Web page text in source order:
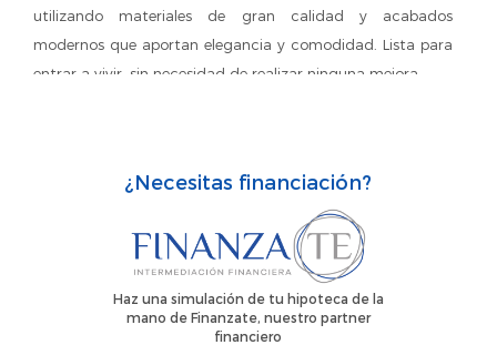
utilizando materiales de gran calidad y acabados
modernos que aportan elegancia y comodidad. Lista para
entrar a vivir, sin necesidad de realizar ninguna mejora.
¿Necesitas financiación?
Haz una simulación de tu hipoteca de la
mano de Finanzate, nuestro partner
financiero